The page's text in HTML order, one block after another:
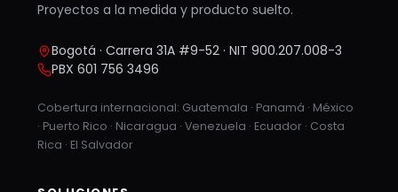
Proyectos a la medida y producto suelto.
Bogotá · Carrera 31A #9-52 · NIT 900.207.008-3
PBX 601 756 3496
Cobertura internacional: Guatemala · Panamá · México
· Puerto Rico · Nicaragua · Venezuela · Ecuador · Costa
Rica · El Salvador